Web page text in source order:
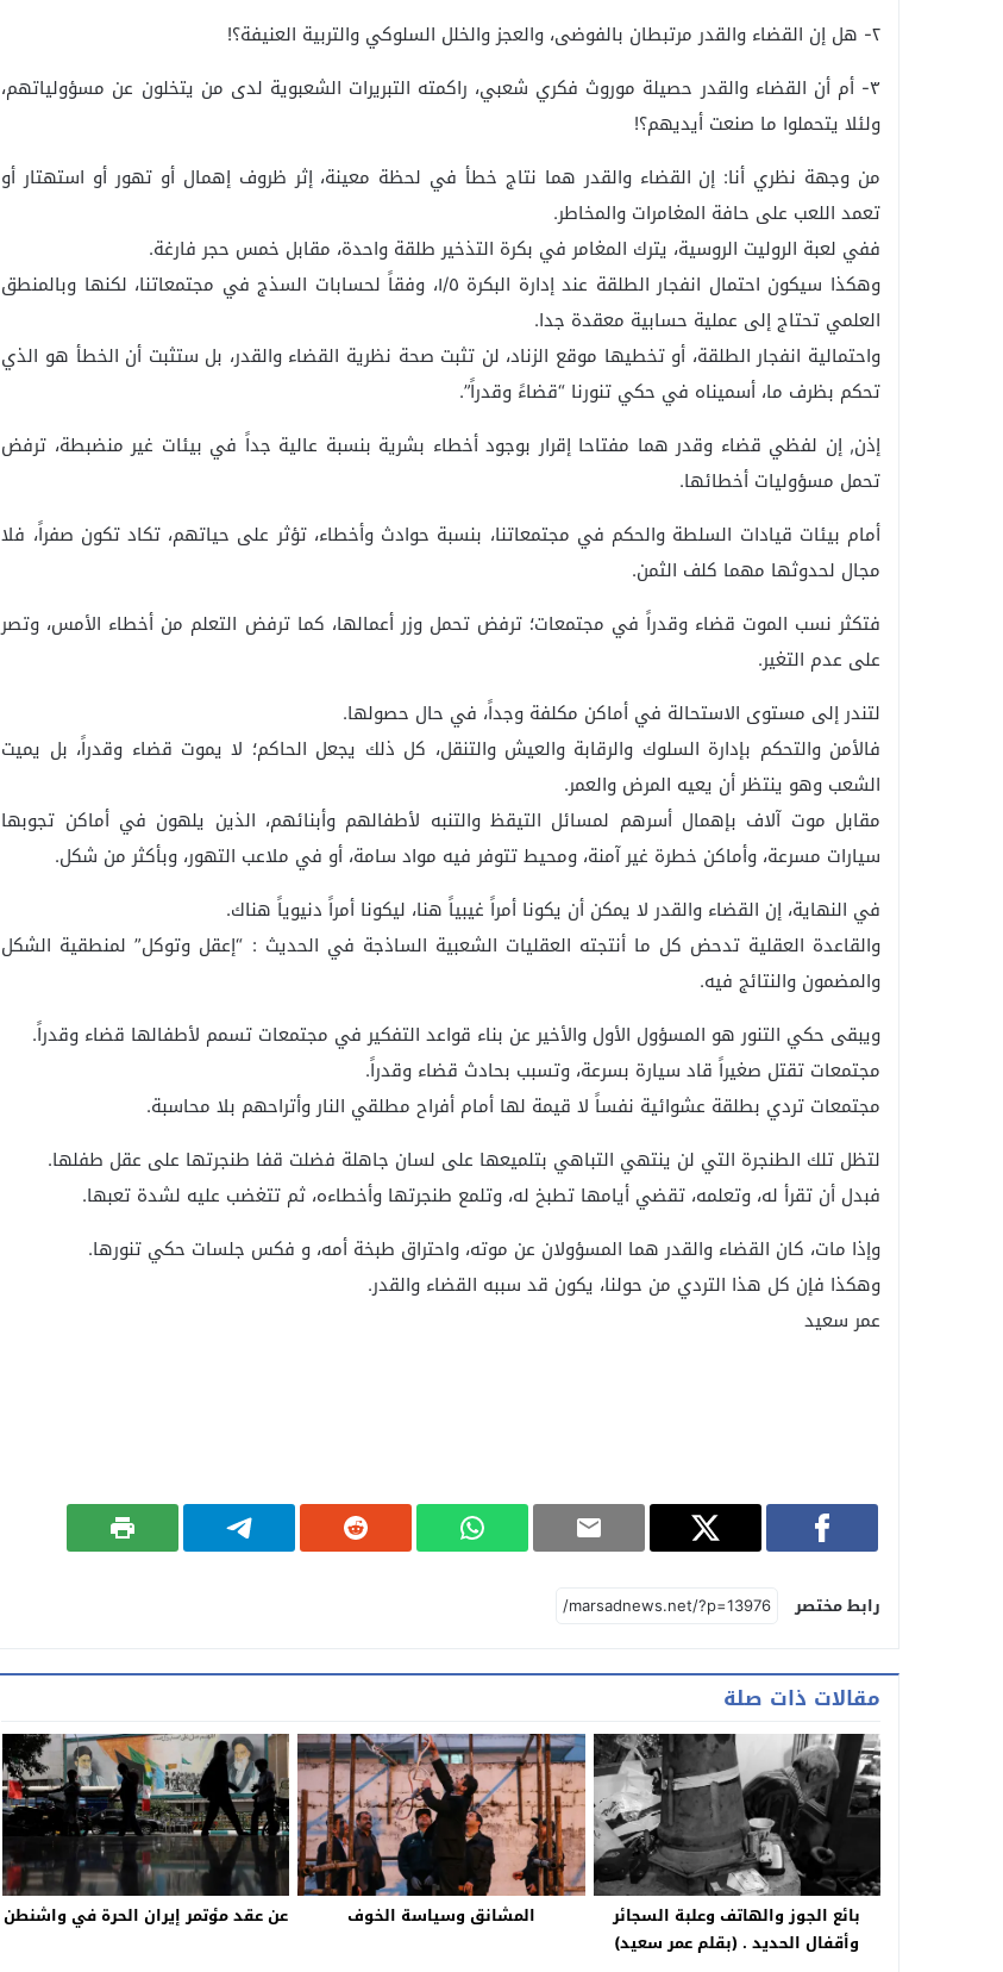
٢- هل إن القضاء والقدر مرتبطان بالفوضى، والعجز والخلل السلوكي والتربية العنيفة؟!
٣- أم أن القضاء والقدر حصيلة موروث فكري شعبي، راكمته التبريرات الشعبوية لدى من يتخلون عن مسؤولياتهم،
ولئلا يتحملوا ما صنعت أيديهم؟!
من وجهة نظري أنا: إن القضاء والقدر هما نتاج خطأ في لحظة معينة، إثر ظروف إهمال أو تهور أو استهتار أو
تعمد اللعب على حافة المغامرات والمخاطر.
ففي لعبة الروليت الروسية، يترك المغامر في بكرة التذخير طلقة واحدة، مقابل خمس حجر فارغة.
وهكذا سيكون احتمال انفجار الطلقة عند إدارة البكرة ١/٥، وفقاً لحسابات السذج في مجتمعاتنا، لكنها وبالمنطق
العلمي تحتاج إلى عملية حسابية معقدة جدا.
واحتمالية انفجار الطلقة، أو تخطيها موقع الزناد، لن تثبت صحة نظرية القضاء والقدر، بل ستثبت أن الخطأ هو الذي
تحكم بظرف ما، أسميناه في حكي تنورنا “قضاءً وقدراً”.
إذن, إن لفظي قضاء وقدر هما مفتاحا إقرار بوجود أخطاء بشرية بنسبة عالية جداً في بيئات غير منضبطة، ترفض
تحمل مسؤوليات أخطائها.
أمام بيئات قيادات السلطة والحكم في مجتمعاتنا، بنسبة حوادث وأخطاء، تؤثر على حياتهم، تكاد تكون صفراً، فلا
مجال لحدوثها مهما كلف الثمن.
فتكثر نسب الموت قضاء وقدراً في مجتمعات؛ ترفض تحمل وزر أعمالها، كما ترفض التعلم من أخطاء الأمس، وتصر
على عدم التغير.
لتندر إلى مستوى الاستحالة في أماكن مكلفة وجداً، في حال حصولها.
فالأمن والتحكم بإدارة السلوك والرقابة والعيش والتنقل، كل ذلك يجعل الحاكم؛ لا يموت قضاء وقدراً، بل يميت
الشعب وهو ينتظر أن يعيه المرض والعمر.
مقابل موت آلاف بإهمال أسرهم لمسائل التيقظ والتنبه لأطفالهم وأبنائهم، الذين يلهون في أماكن تجوبها
سيارات مسرعة، وأماكن خطرة غير آمنة، ومحيط تتوفر فيه مواد سامة، أو في ملاعب التهور، وبأكثر من شكل.
في النهاية، إن القضاء والقدر لا يمكن أن يكونا أمراً غيبياً هنا، ليكونا أمراً دنيوياً هناك.
والقاعدة العقلية تدحض كل ما أنتجته العقليات الشعبية الساذجة في الحديث : “إعقل وتوكل” لمنطقية الشكل
والمضمون والنتائج فيه.
ويبقى حكي التنور هو المسؤول الأول والأخير عن بناء قواعد التفكير في مجتمعات تسمم لأطفالها قضاء وقدراً.
مجتمعات تقتل صغيراً قاد سيارة بسرعة، وتسبب بحادث قضاء وقدراً.
مجتمعات تردي بطلقة عشوائية نفساً لا قيمة لها أمام أفراح مطلقي النار وأتراحهم بلا محاسبة.
لتظل تلك الطنجرة التي لن ينتهي التباهي بتلميعها على لسان جاهلة فضلت قفا طنجرتها على عقل طفلها.
فبدل أن تقرأ له، وتعلمه، تقضي أيامها تطبخ له، وتلمع طنجرتها وأخطاءه، ثم تتغضب عليه لشدة تعبها.
وإذا مات، كان القضاء والقدر هما المسؤولان عن موته، واحتراق طبخة أمه، و فكس جلسات حكي تنورها.
وهكذا فإن كل هذا التردي من حولنا، يكون قد سببه القضاء والقدر.
عمر سعيد
رابط مختصر
مقالات ذات صلة
بائع الجوز والهاتف وعلبة السجائر
وأقفال الحديد . (بقلم عمر سعيد)
المشانق وسياسة الخوف عن عقد مٶتمر إيران الحرة في واشنطن